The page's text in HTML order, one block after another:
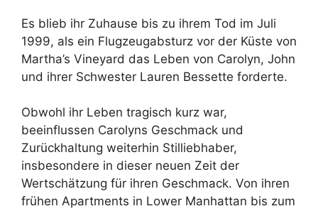
Es blieb ihr Zuhause bis zu ihrem Tod im Juli
1999, als ein Flugzeugabsturz vor der Küste von
Martha’s Vineyard das Leben von Carolyn, John
und ihrer Schwester Lauren Bessette forderte.
Obwohl ihr Leben tragisch kurz war,
beeinflussen Carolyns Geschmack und
Zurückhaltung weiterhin Stilliebhaber,
insbesondere in dieser neuen Zeit der
Wertschätzung für ihren Geschmack. Von ihren
frühen Apartments in Lower Manhattan bis zum